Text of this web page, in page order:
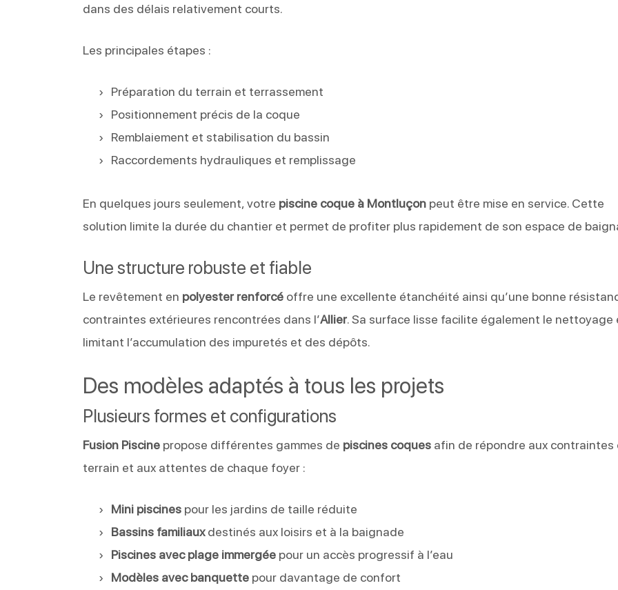
dans des délais relativement courts.
Les principales étapes :
Préparation du terrain et terrassement
Positionnement précis de la coque
Remblaiement et stabilisation du bassin
Raccordements hydrauliques et remplissage
En quelques jours seulement, votre piscine coque à Montluçon peut être mise en service. Cette
solution limite la durée du chantier et permet de profiter plus rapidement de son espace de
Une structure robuste et fiable
Le revêtement en polyester renforcé offre une excellente étanchéité ainsi qu’une bonne
contraintes extérieures rencontrées dans l’Allier. Sa surface lisse facilite également le nettoyage
limitant l’accumulation des impuretés et des dépôts.
Des modèles adaptés à tous les projets
Plusieurs formes et configurations
Fusion Piscine propose différentes gammes de piscines coques afin de répondre aux contraintes
terrain et aux attentes de chaque foyer :
Mini piscines pour les jardins de taille réduite
Bassins familiauxdestinés aux loisirs et à la baignade
Piscines avec plage immergée pour un accès progressif à l’eau
Modèles avec banquette pour davantage de confort